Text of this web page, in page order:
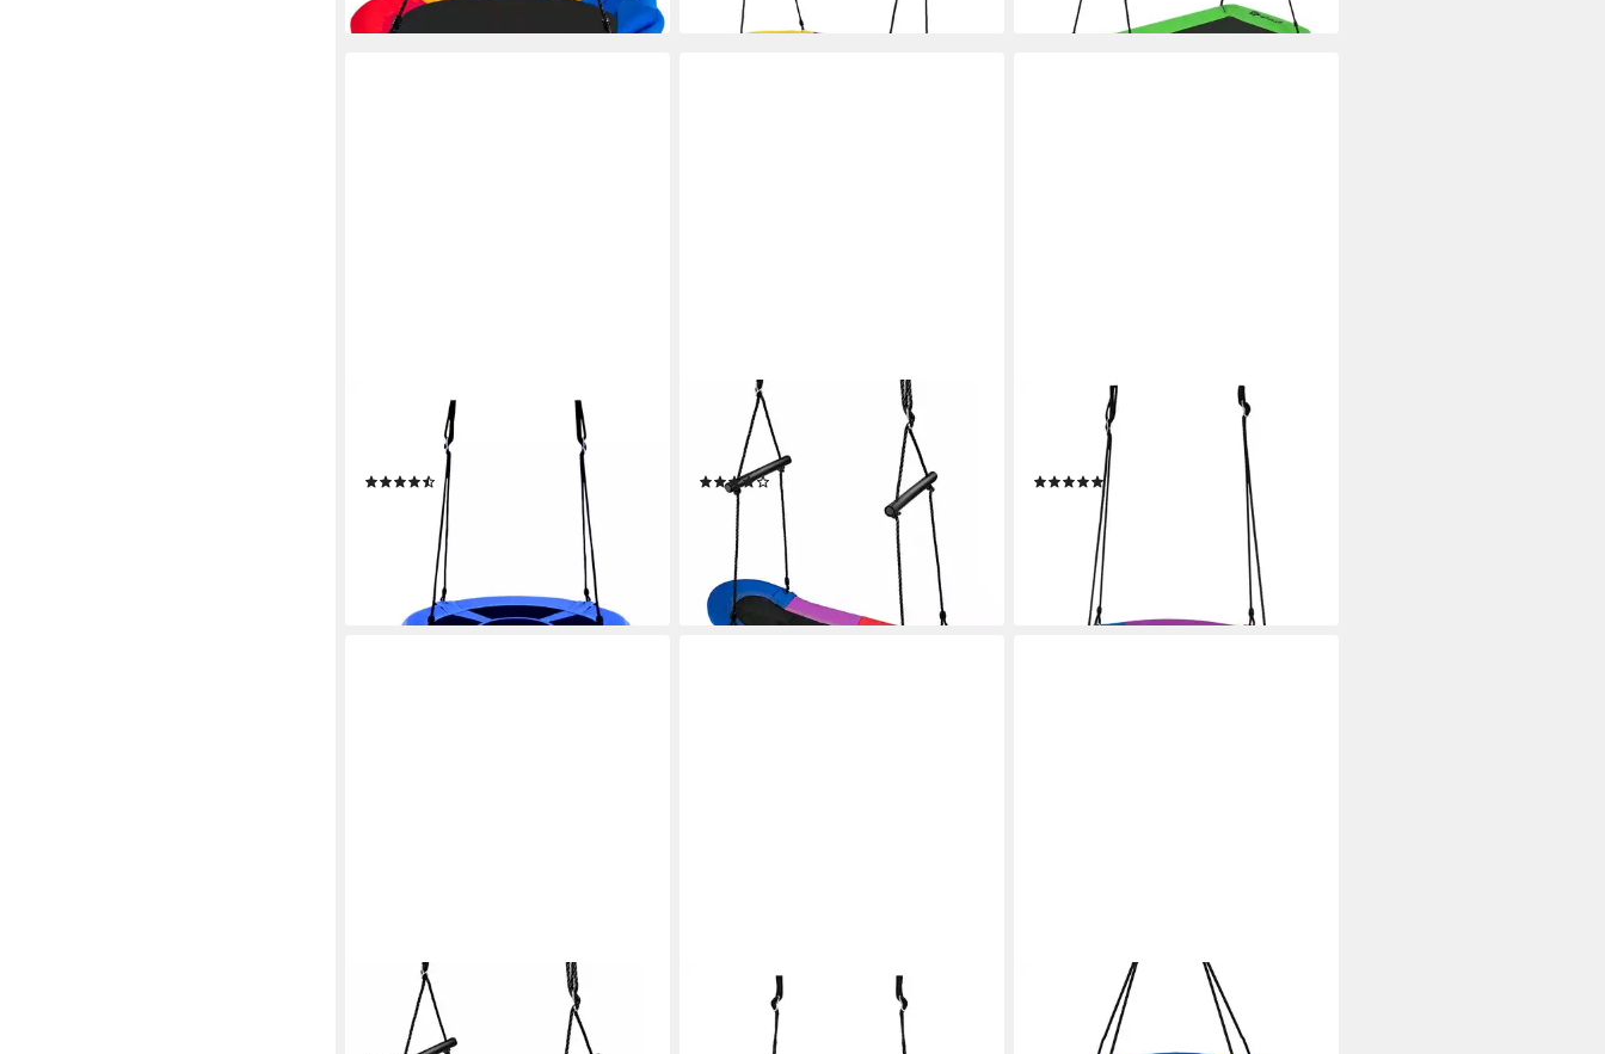
Nestschaukel, mit Hängegurte, φ
100cm, bis 150 kg
(7)
UVP
lieferbar - in 3-4 Werktagen bei dir
COSTWAY
Nestschaukel, Gartenschaukel 100-
160cm verstellbaren Seil, bis 150kg
(1)
46,99 € UVP
-50%
lieferbar - in 3-4 Werktagen bei dir
Nestschaukel Tellerschaukel
Hängeschaukel, φ 100cm, bis 150 kg
(3)
UVP
lieferbar - in 3-4 Werktagen bei dir
COSTWAY
Nestschaukel, Gartenschaukel 100-
160cm verstellbaren Seil, bis 150kg
Nestschaukel, 120-180cm
verstellbares Seil, bis 300kg,
Nestschaukel Ø100cm
Tellerschaukel, Kinderschaukel mit